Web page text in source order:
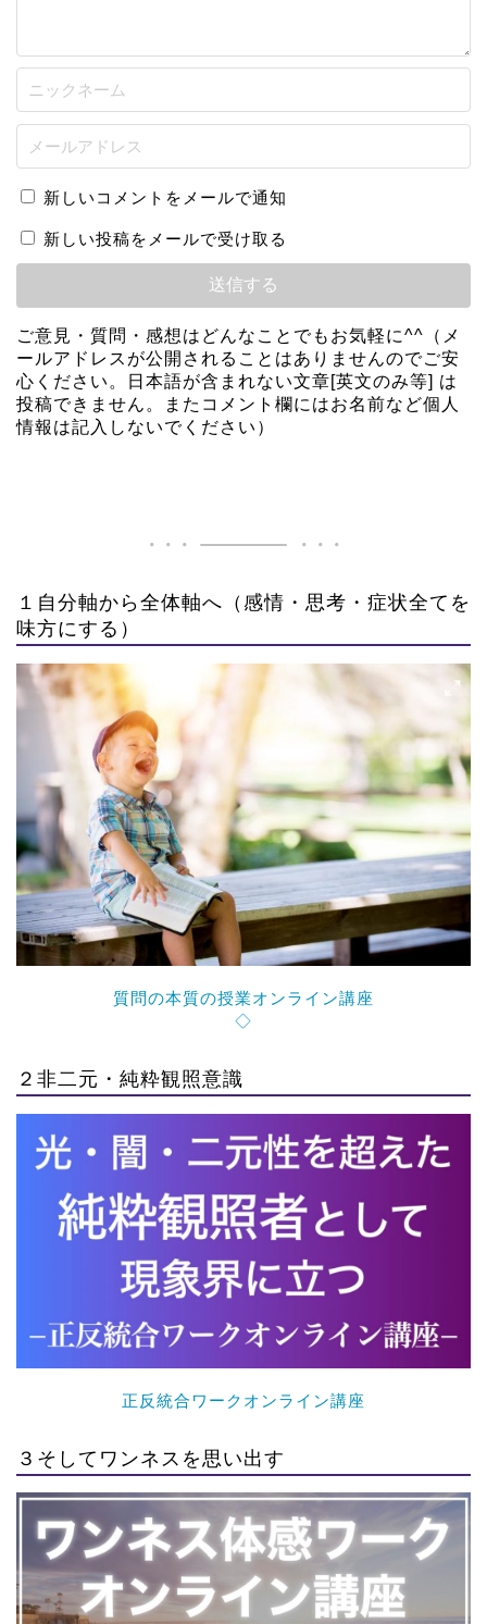
新しいコメントをメールで通知
新しい投稿をメールで受け取る
ご意見・質問・感想はどんなことでもお気軽に^^（メ
ールアドレスが公開されることはありませんのでご安
心ください。日本語が含まれない文章[英文のみ等] は
投稿できません。またコメント欄にはお名前など個人
情報は記入しないでください）
１自分軸から全体軸へ（感情・思考・症状全てを
味方にする）
質問の本質の授業オンライン講座
◇
２非二元・純粋観照意識
正反統合ワークオンライン講座
３そしてワンネスを思い出す